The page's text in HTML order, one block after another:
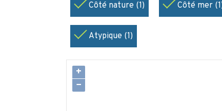
Côté nature (1) Côté mer
Atypique (1)
+
−